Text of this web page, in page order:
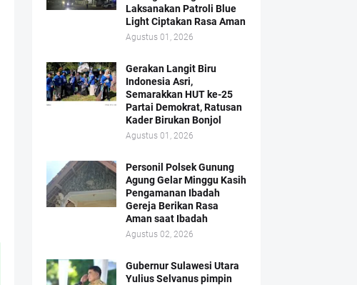
Laksanakan Patroli Blue
Light Ciptakan Rasa Aman
Agustus 01, 2026
Gerakan Langit Biru
Indonesia Asri,
Semarakkan HUT ke-25
Partai Demokrat, Ratusan
Kader Birukan Bonjol
Agustus 01, 2026
Personil Polsek Gunung
Agung Gelar Minggu Kasih
Pengamanan Ibadah
Gereja Berikan Rasa
Aman saat Ibadah
Agustus 02, 2026
Gubernur Sulawesi Utara
Yulius Selvanus pimpin